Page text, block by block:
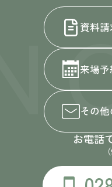
資料請
来場予
その他
お電話